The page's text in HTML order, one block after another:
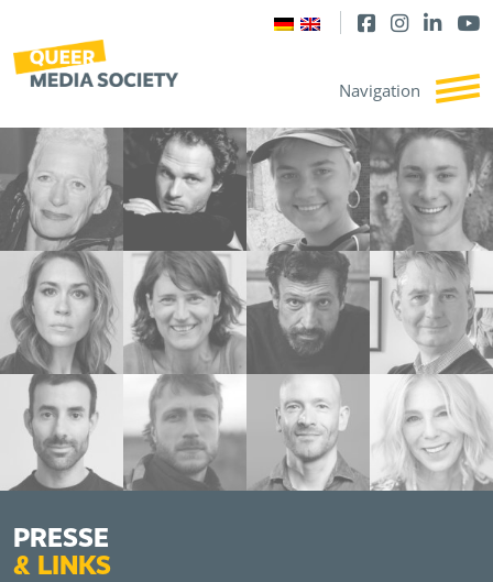
PRESSE
& LINKS